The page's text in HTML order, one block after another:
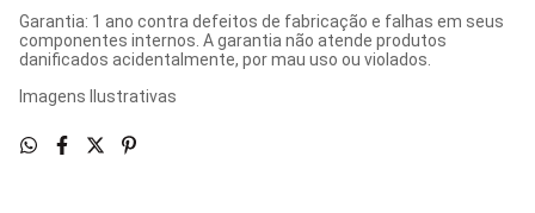
Garantia: 1 ano contra defeitos de fabricação e falhas em seus
componentes internos. A garantia não atende produtos
danificados acidentalmente, por mau uso ou violados.
Imagens Ilustrativas